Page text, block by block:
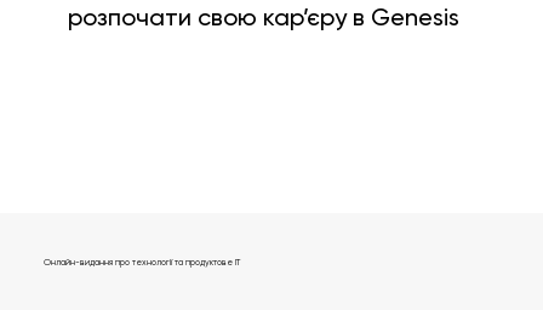
розпочати свою кар’єру в Genesis
Онлайн-видання про технології та продуктове IT